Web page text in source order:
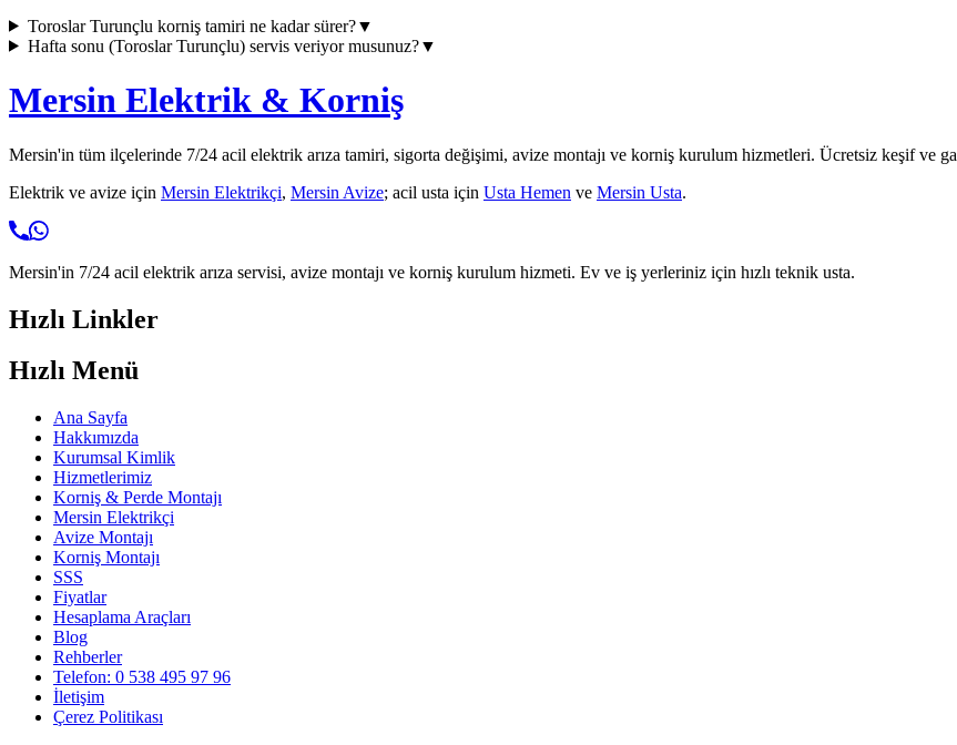
Toroslar Turunçlu korniş tamiri ne kadar sürer?▼
Hafta sonu (Toroslar Turunçlu) servis veriyor musunuz?▼
Mersin Elektrik & Korniş
Mersin'in tüm ilçelerinde 7/24 acil elektrik arıza tamiri, sigorta değişimi, avize montajı ve korniş kurulum hizmetleri. Ücretsiz keşif ve
Elektrik ve avize için Mersin Elektrikçi, Mersin Avize; acil usta için Usta Hemen ve Mersin Usta.
Mersin'in 7/24 acil elektrik arıza servisi, avize montajı ve korniş kurulum hizmeti. Ev ve iş yerleriniz için hızlı teknik usta.
Hızlı Linkler
Hızlı Menü
Ana Sayfa
Hakkımızda
Kurumsal Kimlik
Hizmetlerimiz
Korniş & Perde Montajı
Mersin Elektrikçi
Avize Montajı
Korniş Montajı
SSS
Fiyatlar
Hesaplama Araçları
Blog
Rehberler
Telefon: 0 538 495 97 96
İletişim
Çerez Politikası